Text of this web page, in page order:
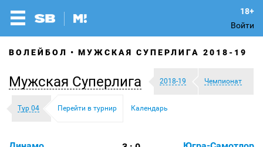
Войти
ВОЛЕЙБОЛ МУЖСКАЯ СУПЕРЛИГА 2018-19
Мужская Суперлига 2018-19 Чемпионат
Тур 04 Перейти в турнир Календарь